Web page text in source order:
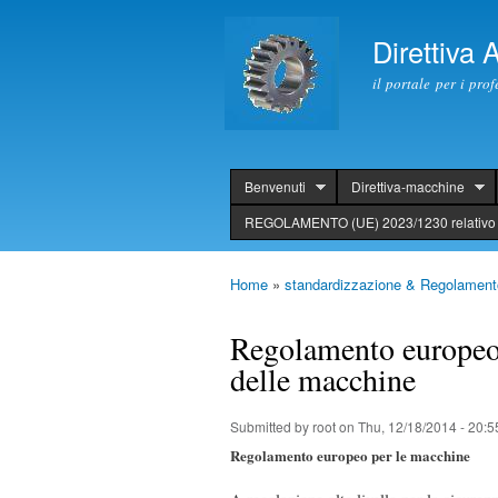
Direttiva
il portale per i
header
Benvenuti Direttiva-macchine
REGOLAMENTO (UE) 2023/1230
Home » standardizzazione &
Regolamento
delle macchine
Submitted byrooton Thu, 12/18/2014 -
Regolamento europeo per le macchine